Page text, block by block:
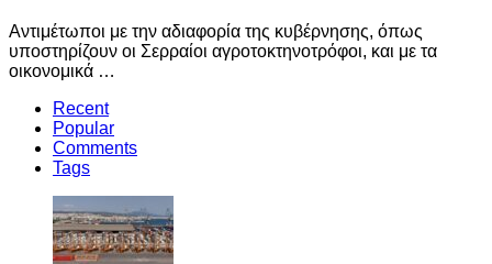
Αντιμέτωποι με την αδιαφορία της κυβέρνησης, όπως
υποστηρίζουν οι Σερραίοι αγροτοκτηνοτρόφοι, και με τα
οικονομικά …
Recent
Popular
Comments
Tags